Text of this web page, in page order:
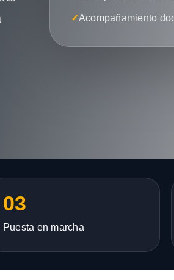
✓Acompañamiento
03
Puesta en marcha